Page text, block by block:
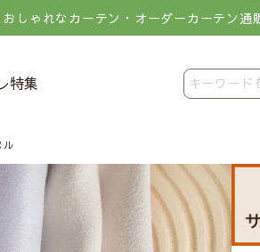
おしゃれなカーテン・オーダーカーテン通
特集
ル